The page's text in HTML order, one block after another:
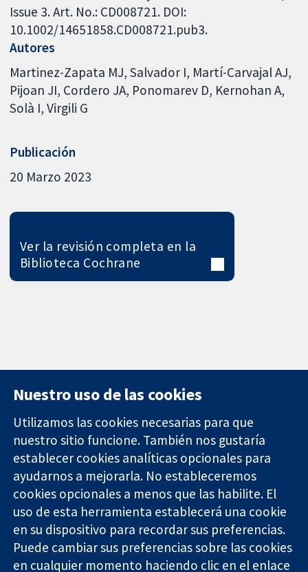
Issue 3. Art. No.: CD008721. DOI:
10.1002/14651858.CD008721.pub3.
Autores
Martinez-Zapata MJ Salvador I Martí-Carvajal AJ
Pijoan JI Cordero JA Ponomarev D Kernohan A
Solà I Virgili G
Publicación
20 Marzo 2023
Ver la revisión completa en la
Biblioteca Cochrane
Evidencia fiable.
Decisiones
informadas.
Mejor salud.
11-13 Cavendish
Square
Londres
W1G 0AN
Reino Unido
Contacto
Noticias
Prensa
Sobre
nosotros
Empleo
Cochrane
Library
Nuestro uso de las cookies
Utilizamos las cookies necesarias para que
nuestro sitio funcione. También nos gustaría
establecer cookies analíticas opcionales para
ayudarnos a mejorarla. No estableceremos
cookies opcionales a menos que las habilite. El
uso de esta herramienta establecerá una cookie
en su dispositivo para recordar sus preferencias.
Puede cambiar sus preferencias sobre las cookies
en cualquier momento haciendo clic en el enlace